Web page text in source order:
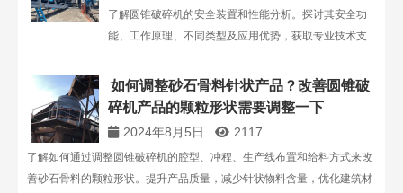
了解圆锥破碎机的安全装置和性能分析。探讨其安全功
能、工作原理、不同类型及应用优势，获取专业技术支
持和解决方案，提升生产效率。
如何调整砂石骨料针状产品？改善圆锥破
碎机产品的颗粒形状需要调整一下
2024年8月5日 2117
了解如何通过调整圆锥破碎机的腔型、冲程、生产线布置和给料方式来改
善砂石骨料的颗粒形状。提升产品质量，减少针状物料含量，优化建筑材